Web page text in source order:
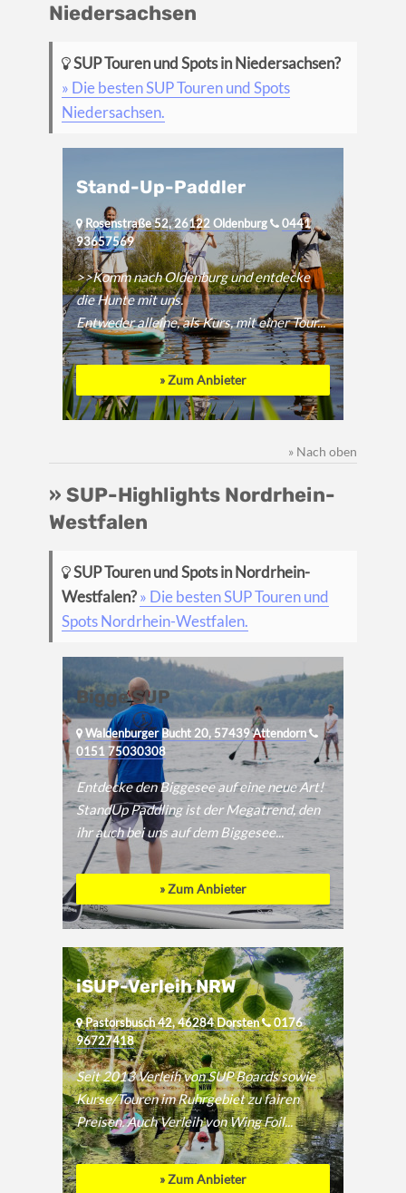
Niedersachsen
SUP Touren und Spots in Niedersachsen?
» Die besten SUP Touren und Spots
Niedersachsen.
Stand-Up-Paddler
Rosenstraße 52, 26122 Oldenburg
0441
93657569
>>Komm nach Oldenburg und entdecke
die Hunte mit uns.
Entweder alleine, als Kurs, mit einer Tour...
» Zum Anbieter
» Nach oben
» SUP-Highlights Nordrhein-
Westfalen
SUP Touren und Spots in Nordrhein-
Westfalen?» Die besten SUP Touren und
Spots Nordrhein-Westfalen.
Bigge SUP
Waldenburger Bucht 20, 57439 Attendorn
0151 75030308
Entdecke den Biggesee auf eine neue Art!
StandUp Paddling ist der Megatrend, den
ihr auch bei uns auf dem Biggesee...
» Zum Anbieter
iSUP-Verleih NRW
Pastorsbusch 42, 46284 Dorsten
0176
96727418
Seit 2013 Verleih von SUP Boards sowie
Kurse/Touren im Ruhrgebiet zu fairen
Preisen. Auch Verleih von Wing Foil...
» Zum Anbieter